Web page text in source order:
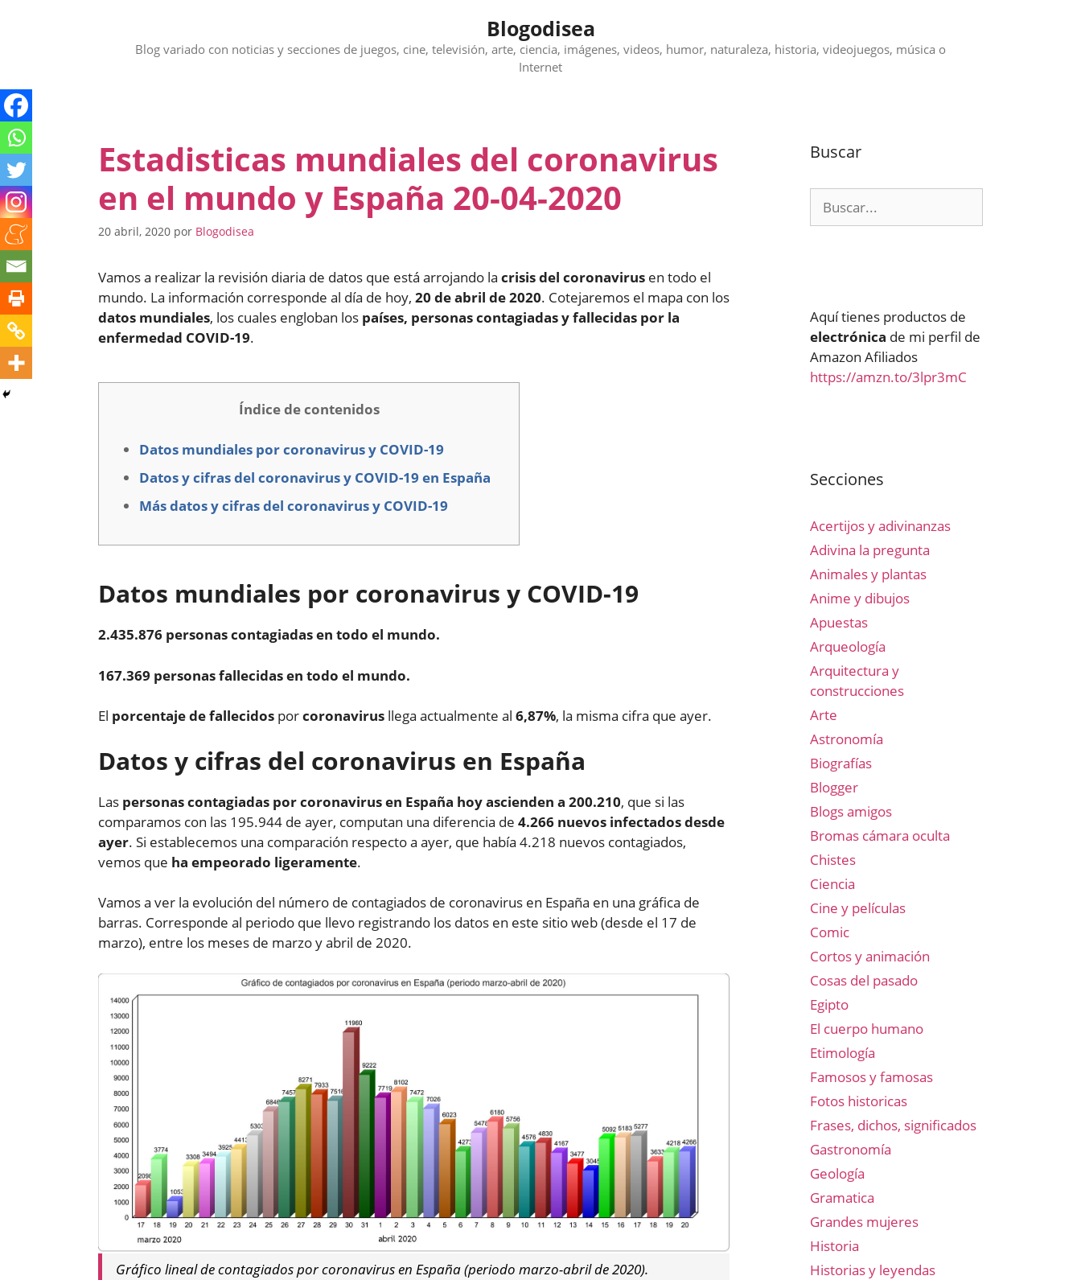
Blogodisea
Blog variado con noticias y secciones de juegos, cine, televisión, arte, ciencia, imágenes, videos, humor, naturaleza, historia, videojuegos, música o
Internet
Estadisticas mundiales del coronavirus
en el mundo y España 20-04-2020
20 abril, 2020 por Blogodisea
Vamos a realizar la revisión diaria de datos que está arrojando la crisis del coronavirus en todo el
mundo. La información corresponde al día de hoy, 20 de abril de 2020. Cotejaremos el mapa con los
datos mundiales, los cuales engloban los países, personas contagiadas y fallecidas por la
enfermedad COVID-19.
Índice de contenidos
Datos mundiales por coronavirus y COVID-19
Datos y cifras del coronavirus y COVID-19 en España
Más datos y cifras del coronavirus y COVID-19
Datos mundiales por coronavirus y COVID-19
2.435.876 personas contagiadas en todo el mundo.
167.369 personas fallecidas en todo el mundo.
El porcentaje de fallecidos porcoronavirus llega actualmente al 6,87%, la misma cifra que ayer.
Datos y cifras del coronavirus en España
Las personas contagiadas por coronavirus en España hoy ascienden a 200.210, que si las
comparamos con las 195.944 de ayer, computan una diferencia de 4.266 nuevos infectados desde
ayer. Si establecemos una comparación respecto a ayer, que había 4.218 nuevos contagiados,
vemos que ha empeorado ligeramente.
Vamos a ver la evolución del número de contagiados de coronavirus en España en una gráfica de
barras. Corresponde al periodo que llevo registrando los datos en este sitio web (desde el 17 de
marzo), entre los meses de marzo y abril de 2020.
Gráfico lineal de contagiados por coronavirus en España (periodo marzo-abril de 2020).
Buscar
Aquí tienes productos de
electrónica de mi perfil de
Amazon Afiliados
https://amzn.to/3lpr3mC
Secciones
Acertijos y adivinanzas
Adivina la pregunta
Animales y plantas
Anime y dibujos
Apuestas
Arqueología
Arquitectura y
construcciones
Arte
Astronomía
Biografías
Blogger
Blogs amigos
Bromas cámara oculta
Chistes
Ciencia
Cine y películas
Comic
Cortos y animación
Cosas del pasado
Egipto
El cuerpo humano
Etimología
Famosos y famosas
Fotos historicas
Frases, dichos, significados
Gastronomía
Geología
Gramatica
Grandes mujeres
Historia
Historias y leyendas